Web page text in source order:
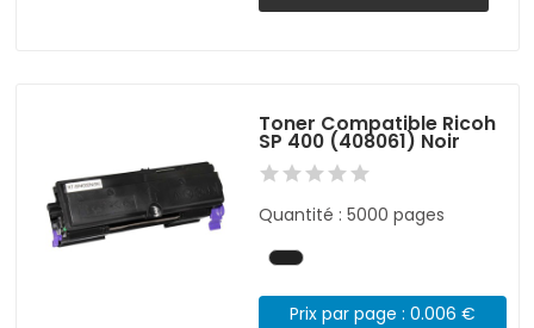
Toner Compatible Ricoh
SP 400 (408061) Noir
Quantité : 5000 pages
Prix par page : 0.006 €